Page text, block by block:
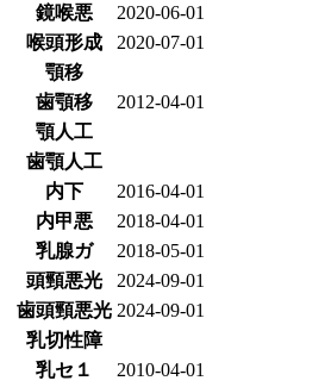
鏡喉悪
2020-06-01
喉頭形成
2020-07-01
顎移
歯顎移
2012-04-01
顎人工
歯顎人工
内下
2016-04-01
内甲悪
2018-04-01
乳腺ガ
2018-05-01
頭頸悪光
2024-09-01
歯頭頸悪光 2024-09-01
乳切性障
乳セ１
2010-04-01